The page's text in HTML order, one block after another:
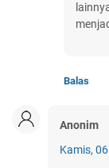
Balas
Anonim
Kamis,